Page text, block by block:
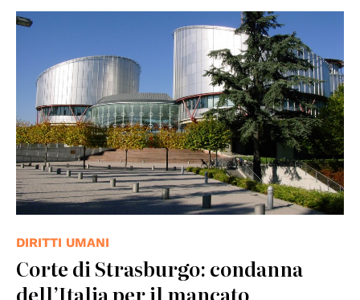
© Consiglio d'Europa
DIRITTI UMANI
Corte di Strasburgo: condanna
dell’Italia per il mancato